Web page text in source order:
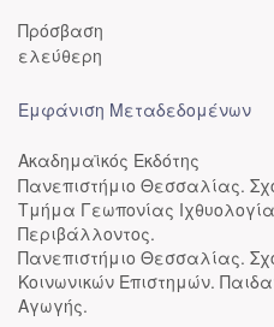
Πρόσβαση
ελεύθερη
Εμφάνιση Μεταδεδομένων
Ακαδημαϊκός Εκδότης
Πανεπιστήμιο Θεσσαλίας.
Τμήμα Γεωπονίας
Περιβάλλοντος.
Πανεπιστήμιο Θεσσαλίας.
Κοινωνικών Επιστημών.
Αγωγής.